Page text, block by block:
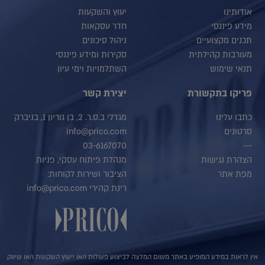
אודותינו
מידע פיננסי
תכנים מקצועיים
מעורבות קהילתית
תנאי שימוש
יעוץ והשקעות
חדר עסקאות
ניהול סיכונים
סקירות ומידע פיננסי
השתלמויות וימי עיון
פריקו בתקשורת
כתבו עלינו
סרטונים
---
הצהרת נגישות
מפת אתר
יצירת קשר
מגדלי ב.ס.ר. 2, בן גוריון 1, בניברק
info@prico.com
03-6167070
מנהלת פיתוח עסקי, פניות
הציבור ושירות לקוחות:
רינת קהירי info@prico.com
אין לראות במידע המופיע באתר משום המלצה לביצוע פעולות ו/או ייעוץ השקעות ו/או שיווק